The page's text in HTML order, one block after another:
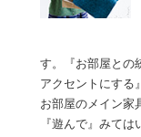
す。『お部屋との
アクセントにする
お部屋のメイン家
『遊んで』みて